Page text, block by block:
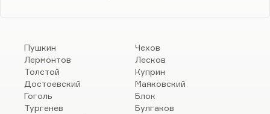
Пушкин
Лермонтов
Толстой
Достоевский
Гоголь
Тургенев
Чехов
Лесков
Куприн
Маяковский
Блок
Булгаков